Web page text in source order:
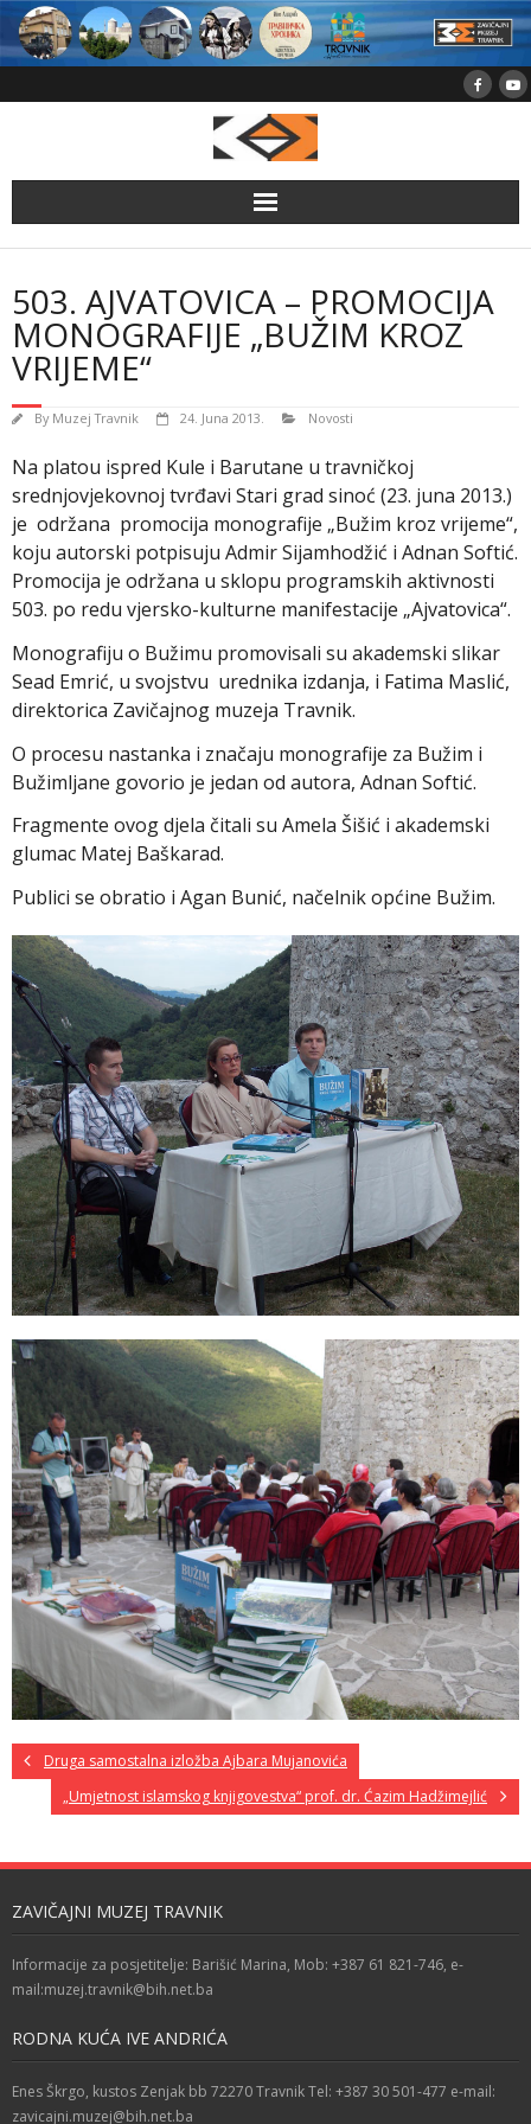
Skip
content
503. AJVATOVICA – PROMOCIJA
MONOGRAFIJE „BUŽIM KROZ
VRIJEME“
By Muzej Travnik 24. Juna 2013. Novosti
Na platou ispred Kule i Barutane u travničkoj
srednjovjekovnoj tvrđavi Stari grad sinoć (23. juna 2013.)
je održana promocija monografije „Bužim kroz vrijeme“,
koju autorski potpisuju Admir Sijamhodžić i Adnan Softić.
Promocija je održana u sklopu programskih aktivnosti
503. po redu vjersko-kulturne manifestacije „Ajvatovica“.
Monografiju o Bužimu promovisali su akademski slikar
Sead Emrić, u svojstvu urednika izdanja, i Fatima Maslić,
direktorica Zavičajnog muzeja Travnik.
O procesu nastanka i značaju monografije za Bužim i
Bužimljane govorio je jedan od autora, Adnan Softić.
Fragmente ovog djela čitali su Amela Šišić i akademski
glumac Matej Baškarad.
Publici se obratio i Agan Bunić, načelnik općine Bužim.
Druga samostalna izložba Ajbara Mujanovića
„Umjetnost islamskog knjigovestva“ prof. dr. Ćazim Hadžimejlić
ZAVIČAJNI MUZEJ TRAVNIK
Informacije za posjetitelje: Barišić Marina, Mob: +387 61 821-746, e-
mail:muzej.travnik@bih.net.ba
RODNA KUĆA IVE ANDRIĆA
Enes Škrgo, kustos Zenjak bb 72270 Travnik Tel: +387 30 501-477 e-mail:
zavicajni.muzej@bih.net.ba